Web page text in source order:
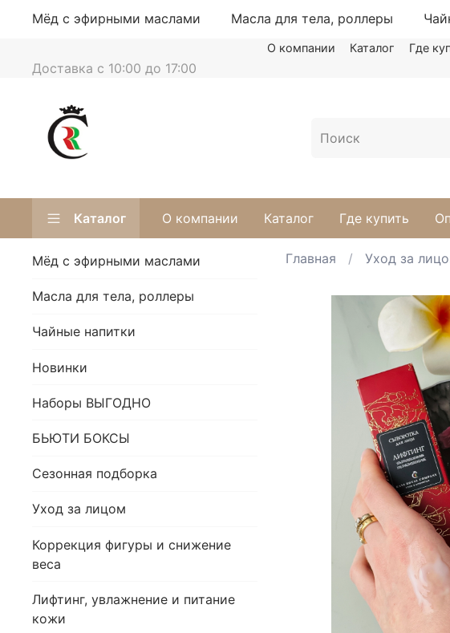
Мёд с эфирными маслами Масла для тела, роллеры
О компании Каталог Где
Доставка с 10:00 до 17:00
Каталог О компании Каталог Где купить
Главная Уход за
Мёд с эфирными маслами
Масла для тела, роллеры
Чайные напитки
Новинки
Наборы ВЫГОДНО
БЬЮТИ БОКСЫ
Сезонная подборка
Уход за лицом
Коррекция фигуры и снижение
веса
Лифтинг, увлажнение и питание
кожи